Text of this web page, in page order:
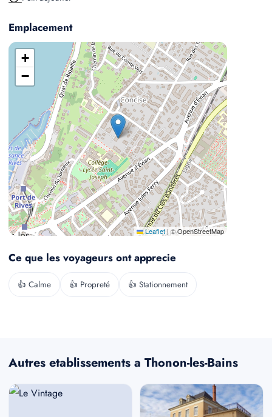
Emplacement
+
−
Leaflet | © OpenStreetMap
Ce que les voyageurs ont apprecie
👍 Calme 👍 Propreté 👍 Stationnement
Autres etablissements a Thonon-les-Bains